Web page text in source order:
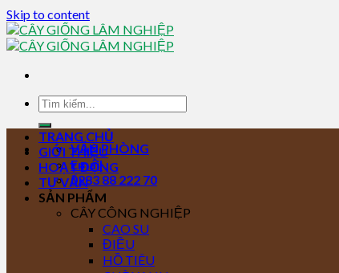
Skip to content
VĂN PHÒNG
Email
0283 88 222 70
TRANG CHỦ
GIỚI THIỆU
HOẠT ĐỘNG
TƯ VẤN
SẢN PHẨM
CÂY CÔNG NGHIỆP
CAO SU
ĐIỀU
HỒ TIÊU